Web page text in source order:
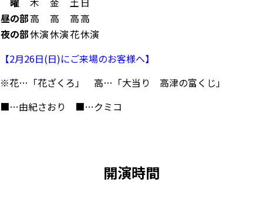
昼の部高 高 高高
夜の部休演休演花休演
【2月26日(日)にご来場のお客様へ】
※花…「花ざくろ」 高…「大当り 高津の富くじ」
■…由紀さおり ■…クミコ
開演時間